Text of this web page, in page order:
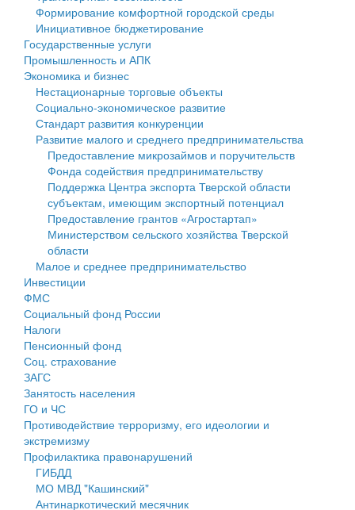
Государственные услуги
Промышленность и АПК
Экономика и бизнес
Символика
Устав
Гостям округа
Туризм
Культура
Образование
Здравоохранение
Социальная защита
Фотоальбом
муниципального округа Тверской области
Администрация Кашинского муниципального округа
Тверской области
Управление сельскими территориями
Открытые данные
Работа с обращениями граждан
Муниципальный контроль
Муниципальные услуги
Проекты административных регламентов
Антимонопольный комплаенс
Противодействие коррупции
Финансовое управление
Бюджет для граждан
Имущество
Выявление правообладателей ранее учтенных
объектов недвижимости
Имущественная поддержка субъектов малого и
среднего предпринимательства
Информационная поддержка субъектов малого и
среднего предпринимательства
Муниципальные программы
Контрольно-счетная палата
Персональные данные
Оценка регулирующего воздействия
Деятельность МУ
Нормативы градостроительного проектирования
Правила землепользования и застройки
Формирование комфортной городской среды
Инициативное бюджетирование
Государственные услуги
Промышленность и АПК
Экономика и бизнес
Нестационарные торговые объекты
Социально-экономическое развитие
Стандарт развития конкуренции
Развитие малого и среднего предпринимательства
Предоставление микрозаймов и поручительств
Фонда содействия предпринимательству
Поддержка Центра экспорта Тверской области
субъектам, имеющим экспортный потенциал
Предоставление грантов «Агростартап»
Министерством сельского хозяйства Тверской
области
Малое и среднее предпринимательство
Инвестиции
ФМС
Социальный фонд России
Налоги
Пенсионный фонд
Соц. страхование
ЗАГС
Занятость населения
ГО и ЧС
Противодействие терроризму, его идеологии и
экстремизму
Профилактика правонарушений
ГИБДД
МО МВД "Кашинский"
Антинаркотический месячник